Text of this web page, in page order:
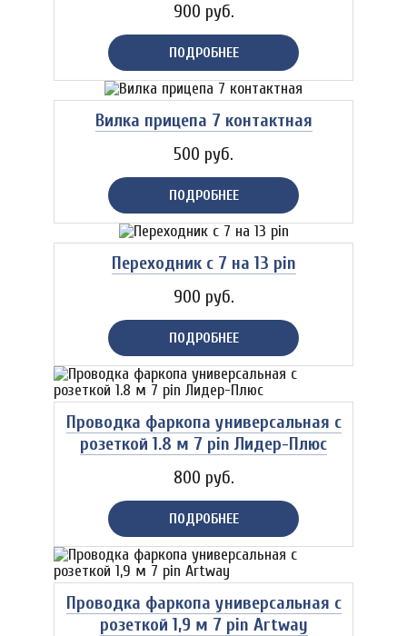
900 руб.
ПОДРОБНЕЕ
Вилка прицепа 7 контактная
500 руб.
ПОДРОБНЕЕ
Переходник с 7 на 13 pin
900 руб.
ПОДРОБНЕЕ
Проводка фаркопа универсальная с
розеткой 1.8 м 7 pin Лидер-Плюс
800 руб.
ПОДРОБНЕЕ
Проводка фаркопа универсальная с
розеткой 1,9 м 7 pin Artway